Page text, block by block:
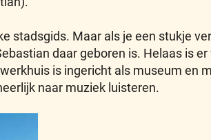
stadsgids. Maar als je een stukje
daar geboren is. Helaas is
is ingericht als museum en
naar muziek luisteren.